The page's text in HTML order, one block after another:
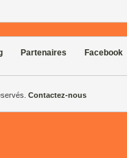
Partenaires Facebook
Contactez-nous